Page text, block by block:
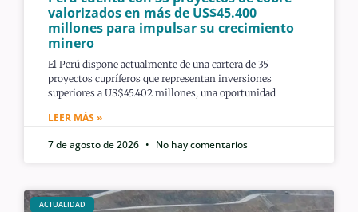
valorizados en más de US$45.400
millones para impulsar su crecimiento
minero
El Perú dispone actualmente de una cartera de 35
proyectos cupríferos que representan inversiones
superiores a US$45.402 millones, una oportunidad
LEER MÁS »
7 de agosto de 2026
No hay comentarios
ACTUALIDAD